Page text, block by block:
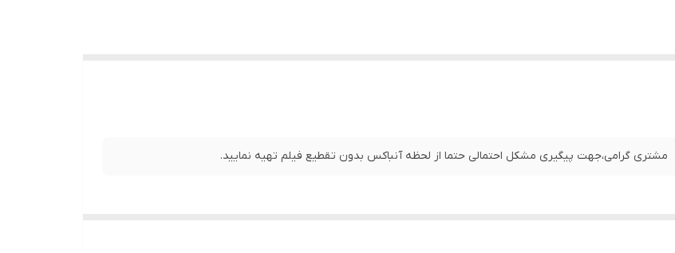
مشتری گرامی،جهت پیگیری مشکل احتمالی حتما از لحظه آنباکس بدون تقطیع فیلم تهیه نمایید.